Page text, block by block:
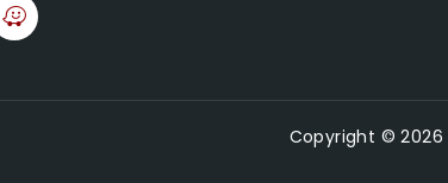
Copyright © 2026